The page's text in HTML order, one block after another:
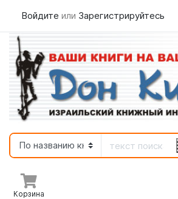
Войдите или Зарегистрируйтесь
Корзина